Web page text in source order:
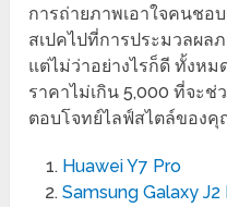
การถ่ายภาพเอาใจคนชอ
สเปคไปที่การประมวลผล
แต่ไม่ว่าอย่างไรก็ดี ทั้งห
ราคาไม่เกิน 5,000 ที่จะ
ตอบโจทย์ไลฟ์สไตล์ของ
Huawei Y7 Pro
Samsung Galaxy J2